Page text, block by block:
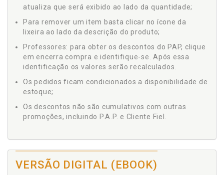
atualiza que será exibido ao lado da quantidade;
Para remover um item basta clicar no ícone da
lixeira ao lado da descrição do produto;
Professores: para obter os descontos do PAP, clique
em encerra compra e identifique-se. Após essa
identificação os valores serão recalculados.
Os pedidos ficam condicionados a disponibilidade de
estoque;
Os descontos não são cumulativos com outras
promoções, incluindo P.A.P. e Cliente Fiel.
VERSÃO DIGITAL (EBOOK)